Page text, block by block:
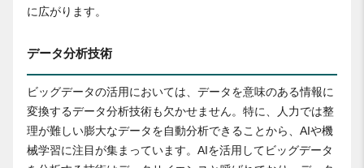
に広がります。
データ分析技術
ビッグデータの活用においては、データを意味のある情報に
変換するデータ分析技術も欠かせません。特に、人力では整
理が難しい膨大なデータを自動分析できることから、AIや機
械学習に注目が集まっています。AIを活用してビッグデータ